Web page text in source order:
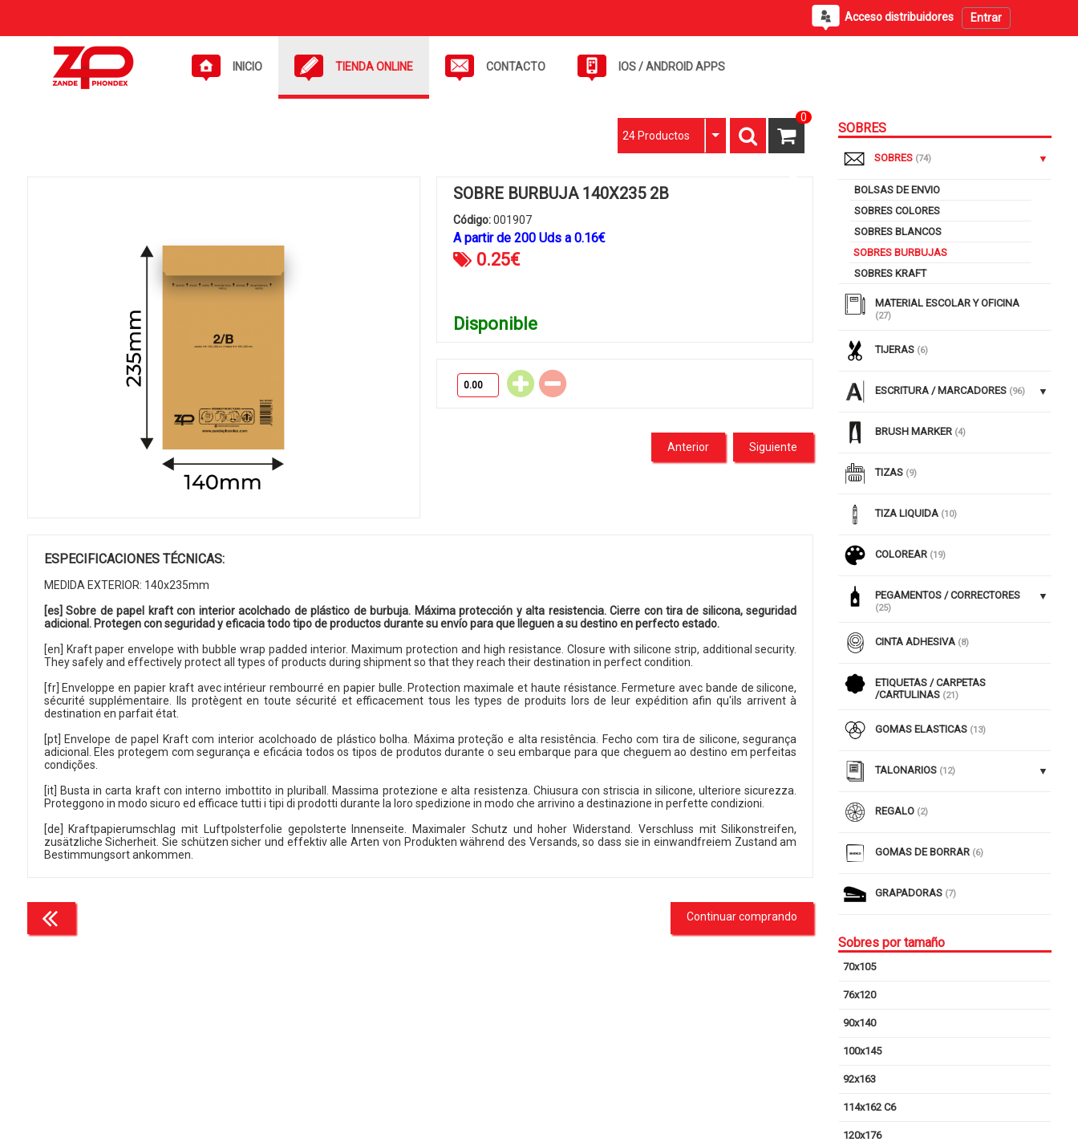
Acceso distribuidores Entrar
INICIO TIENDA ONLINE CONTACTO IOS / ANDROID APPS
SOBRES
SOBRES (74)
BOLSAS DE ENVIO
SOBRES COLORES
SOBRES BLANCOS
SOBRES BURBUJAS
SOBRES KRAFT
MATERIAL ESCOLAR Y OFICINA
(27)
TIJERAS (6)
ESCRITURA / MARCADORES (96)
BRUSH MARKER (4)
TIZAS (9)
TIZA LIQUIDA (10)
COLOREAR (19)
PEGAMENTOS / CORRECTORES
(25)
CINTA ADHESIVA (8)
ETIQUETAS / CARPETAS
/CARTULINAS (21)
GOMAS ELASTICAS (13)
TALONARIOS (12)
REGALO (2)
GOMAS DE BORRAR (6)
GRAPADORAS (7)
Sobres por tamaño
70x105
76x120
90x140
100x145
92x163
114x162 C6
120x176
0
24 Productos
SOBRE BURBUJA 140X235 2B
Código:001907
A partir de200 Uds a0.16€
0.25€
Disponible
Siguiente
Anterior
ESPECIFICACIONES TÉCNICAS:
MEDIDA EXTERIOR: 140x235mm
[es] Sobre de papel kraft con interior acolchado de plástico de burbuja. Máxima protección y alta resistencia. Cierre con tira de silicona, seguridad
adicional. Protegen con seguridad y eficacia todo tipo de productos durante su envío para que lleguen a su destino en perfecto estado.
[en] Kraft paper envelope with bubble wrap padded interior. Maximum protection and high resistance. Closure with silicone strip, additional security.
They safely and effectively protect all types of products during shipment so that they reach their destination in perfect condition.
[fr] Enveloppe en papier kraft avec intérieur rembourré en papier bulle. Protection maximale et haute résistance. Fermeture avec bande de silicone,
sécurité supplémentaire. Ils protègent en toute sécurité et efficacement tous les types de produits lors de leur expédition afin qu'ils arrivent à
destination en parfait état.
[pt] Envelope de papel Kraft com interior acolchoado de plástico bolha. Máxima proteção e alta resistência. Fecho com tira de silicone, segurança
adicional. Eles protegem com segurança e eficácia todos os tipos de produtos durante o seu embarque para que cheguem ao destino em perfeitas
condições.
[it] Busta in carta kraft con interno imbottito in pluriball. Massima protezione e alta resistenza. Chiusura con striscia in silicone, ulteriore sicurezza.
Proteggono in modo sicuro ed efficace tutti i tipi di prodotti durante la loro spedizione in modo che arrivino a destinazione in perfette condizioni.
[de] Kraftpapierumschlag mit Luftpolsterfolie gepolsterte Innenseite. Maximaler Schutz und hoher Widerstand. Verschluss mit Silikonstreifen,
zusätzliche Sicherheit. Sie schützen sicher und effektiv alle Arten von Produkten während des Versands, so dass sie in einwandfreiem Zustand am
Bestimmungsort ankommen.
Continuar comprando